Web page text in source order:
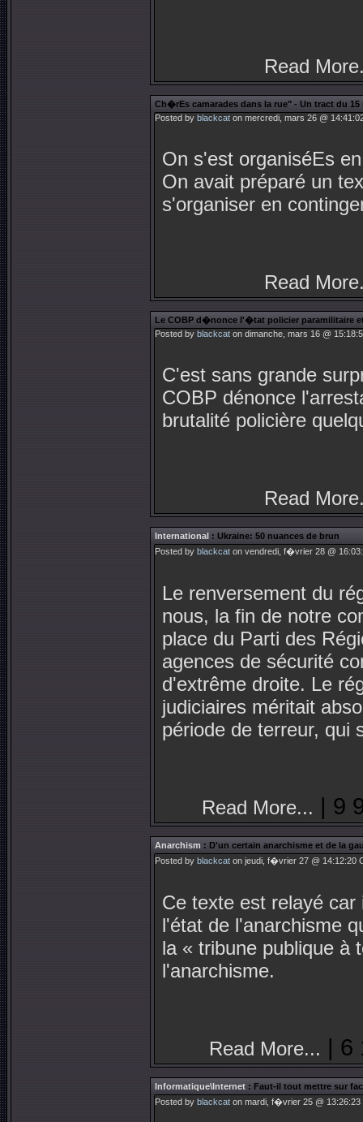
Read
Ch�rEs camarades dans la rue" - Un tract du 15
Posted by blackcat on mercredi, mars 26 @
On s'est organiséEs
On avait préparé un
s'organiser en
Read
Le COBP d�nonce l'�tat policier paramilitaire
Posted by blackcat on dimanche, mars 16 @
C'est sans grande
COBP dénonce
brutalité policière
Read
International : Ukraine: 50 nuances de brun
Posted by blackcat on vendredi, f�vrier 28 @
Le renversement du
nous, la fin de notre
place du Parti des
agences de sécurité
d'extrême droite. Le
judiciaires méritait
période de terreur, qui
Read More... | 9
Anarchism : D'un certain anarchisme et de la
Posted by blackcat on jeudi, f�vrier 27 @ 14:12:20
Ce texte est relayé
l'état de l'anarchisme
la « tribune publique à
l'anarchisme.
Read More... | 6
Informatique\Internet : Faut-il tout mettre sur
Posted by blackcat on mardi, f�vrier 25 @ 13:26:23